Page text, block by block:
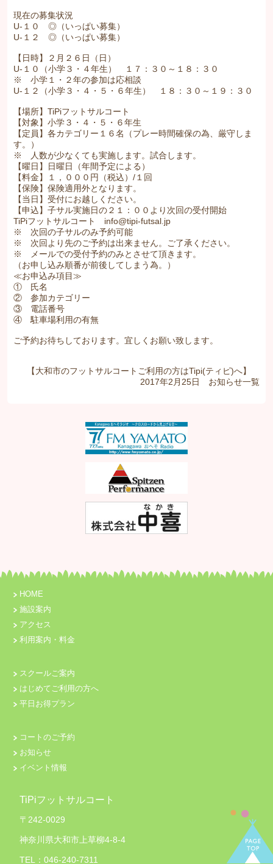
現在の募集状況
U-１０ ◎（いっぱい募集）
U-１２ ◎（いっぱい募集）
【日時】２月２６日（日）
U-１０（小学３・４年生） １７：３０～１８：３０
※ 小学１・２年の参加は応相談
U-１２（小学３・４・５・６年生） １８：３０～１９：３０
【場所】TiPiフットサルコート
【対象】小学３・４・５・６年生
【定員】各カテゴリー１６名（プレー時間確保の為、厳守しま
す。）
※ 人数が少なくても実施します。試合します。
【曜日】日曜日（年間予定による）
【料金】１，０００円（税込）/１回
【保険】保険適用外となります。
【当日】受付にお越しください。
【申込】子サル実施日の２１：００より次回の受付開始
TiPiフットサルコート info@tipi-futsal.jp
※ 次回の子サルのみ予約可能
※ 次回より先のご予約は出来ません。ご了承ください。
※ メールでの受付予約のみとさせて頂きます。
（お申し込み順番が前後してしまう為。）
≪お申込み項目≫
① 氏名
② 参加カテゴリー
③ 電話番号
④ 駐車場利用の有無
ご予約お待ちしております。宜しくお願い致します。
【大和市のフットサルコートご利用の方はTipi(ティピ)へ】
2017年2月25日 お知らせ一覧
HOME
施設案内
アクセス
利用案内・料金
スクールご案内
はじめてご利用の方へ
平日お得プラン
コートのご予約
お知らせ
イベント情報
TiPiフットサルコート
〒242-0029
神奈川県大和市上草柳4-8-4
TEL：046-240-7311